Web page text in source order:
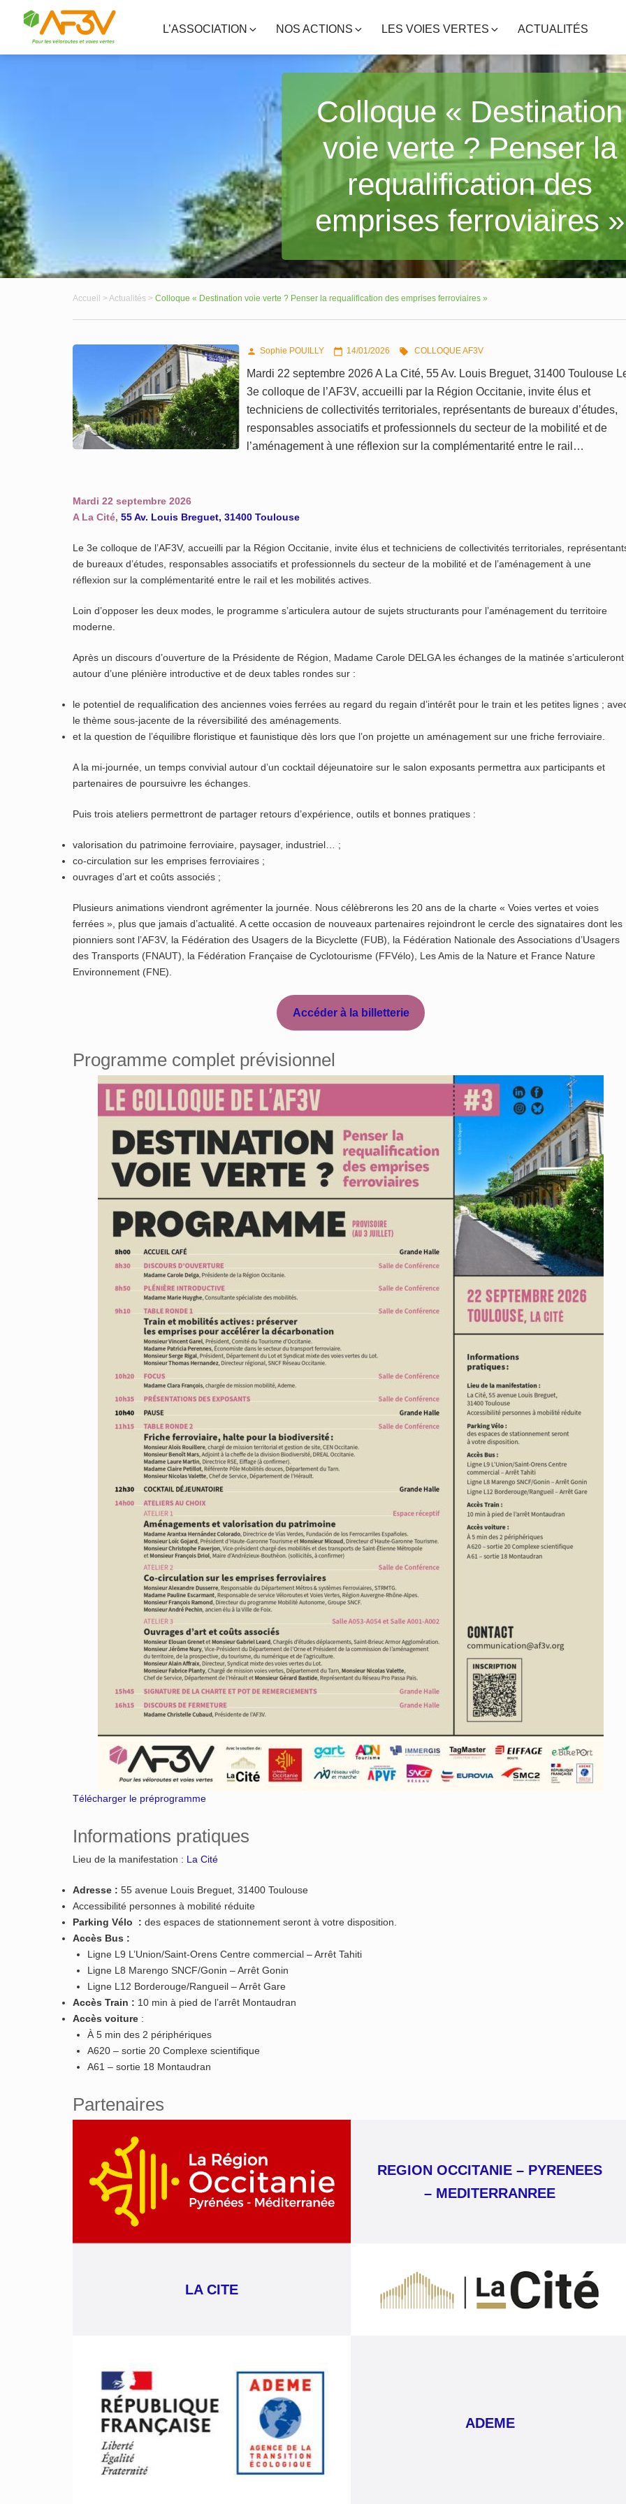
L’ASSOCIATION NOS ACTIONS LES VOIES VERTES ACTUALITÉS
Colloque « Destination
voie verte ? Penser la
requalification des
emprises ferroviaires »
Accueil > Actualités > Colloque « Destination voie verte ? Penser la requalification des emprises ferroviaires »
 Sophie POUILLY  14/01/2026  COLLOQUE AF3V
Mardi 22 septembre 2026 A La Cité, 55 Av. Louis Breguet, 31400 Toulouse
3e colloque de l’AF3V, accueilli par la Région Occitanie, invite élus et
techniciens de collectivités territoriales, représentants de bureaux d’études,
responsables associatifs et professionnels du secteur de la mobilité et de
l’aménagement à une réflexion sur la complémentarité entre le rail…
Mardi 22 septembre 2026
A La Cité, 55 Av. Louis Breguet, 31400 Toulouse
Le 3e colloque de l’AF3V, accueilli par la Région Occitanie, invite élus et techniciens de collectivités territoriales,
de bureaux d’études, responsables associatifs et professionnels du secteur de la mobilité et de l’aménagement à une
réflexion sur la complémentarité entre le rail et les mobilités actives.
Loin d’opposer les deux modes, le programme s’articulera autour de sujets structurants pour l’aménagement du territoire
moderne.
Après un discours d’ouverture de la Présidente de Région, Madame Carole DELGA les échanges de la matinée s’articuleront
autour d’une plénière introductive et de deux tables rondes sur :
le potentiel de requalification des anciennes voies ferrées au regard du regain d’intérêt pour le train et les petites lignes ;
le thème sous-jacente de la réversibilité des aménagements.
et la question de l’équilibre floristique et faunistique dès lors que l’on projette un aménagement sur une friche ferroviaire.
A la mi-journée, un temps convivial autour d’un cocktail déjeunatoire sur le salon exposants permettra aux participants et
partenaires de poursuivre les échanges.
Puis trois ateliers permettront de partager retours d’expérience, outils et bonnes pratiques :
valorisation du patrimoine ferroviaire, paysager, industriel… ;
co-circulation sur les emprises ferroviaires ;
ouvrages d’art et coûts associés ;
Plusieurs animations viendront agrémenter la journée. Nous célèbrerons les 20 ans de la charte « Voies vertes et voies
ferrées », plus que jamais d’actualité. A cette occasion de nouveaux partenaires rejoindront le cercle des signataires dont les
pionniers sont l’AF3V, la Fédération des Usagers de la Bicyclette (FUB), la Fédération Nationale des Associations d’Usagers
des Transports (FNAUT), la Fédération Française de Cyclotourisme (FFVélo), Les Amis de la Nature et France Nature
Environnement (FNE).
Accéder à la billetterie
Programme complet prévisionnel
Télécharger le préprogramme
Informations pratiques
Lieu de la manifestation : La Cité
Adresse : 55 avenue Louis Breguet, 31400 Toulouse
Accessibilité personnes à mobilité réduite
Parking Vélo : des espaces de stationnement seront à votre disposition.
Accès Bus :
Ligne L9 L’Union/Saint-Orens Centre commercial – Arrêt Tahiti
Ligne L8 Marengo SNCF/Gonin – Arrêt Gonin
Ligne L12 Borderouge/Rangueil – Arrêt Gare
Accès Train : 10 min à pied de l’arrêt Montaudran
Accès voiture :
À 5 min des 2 périphériques
A620 – sortie 20 Complexe scientifique
A61 – sortie 18 Montaudran
Partenaires
REGION OCCITANIE – PYRENEES
– MEDITERRANREE
LA CITE
ADEME